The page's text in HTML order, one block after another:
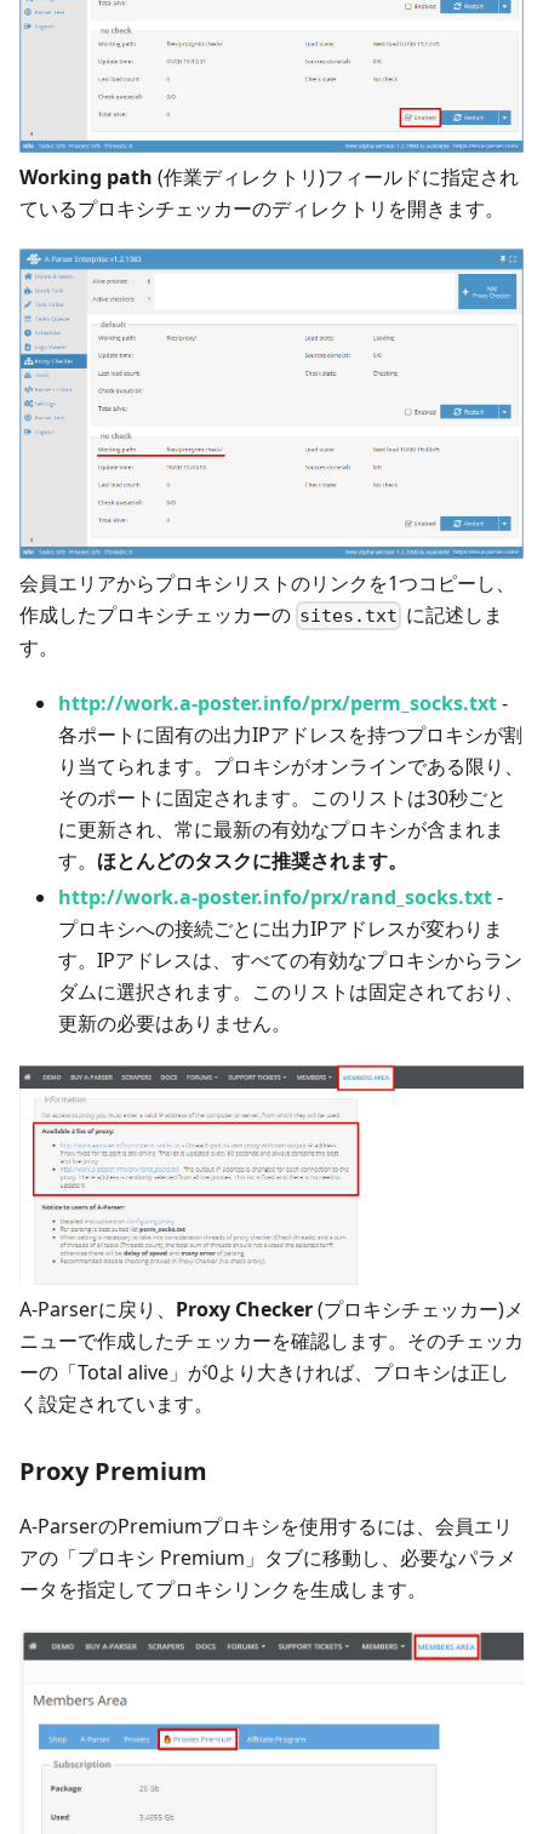
Working path (作業ディレクトリ)フィールドに指定され
ているプロキシチェッカーのディレクトリを開きます。
会員エリアからプロキシリストのリンクを1つコピーし、
作成したプロキシチェッカーの sites.txt に記述しま
す。
http://work.a-poster.info/prx/perm_socks.txt-
各ポートに固有の出力IPアドレスを持つプロキシが割
り当てられます。プロキシがオンラインである限り、
そのポートに固定されます。このリストは30秒ごと
に更新され、常に最新の有効なプロキシが含まれま
す。 ほとんどのタスクに推奨されます。
http://work.a-poster.info/prx/rand_socks.txt-
プロキシへの接続ごとに出力IPアドレスが変わりま
す。IPアドレスは、すべての有効なプロキシからラン
ダムに選択されます。このリストは固定されており、
更新の必要はありません。
A-Parserに戻り、 Proxy Checker(プロキシチェッカー)メ
ニューで作成したチェッカーを確認します。そのチェッカ
ーの「Total alive」が0より大きければ、プロキシは正し
く設定されています。
Proxy Premium
A-ParserのPremiumプロキシを使用するには、会員エリ
アの「プロキシ Premium」タブに移動し、必要なパラメ
ータを指定してプロキシリンクを生成します。